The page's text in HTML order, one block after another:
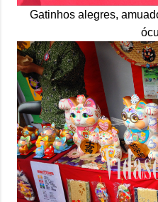
Gatinhos alegres,